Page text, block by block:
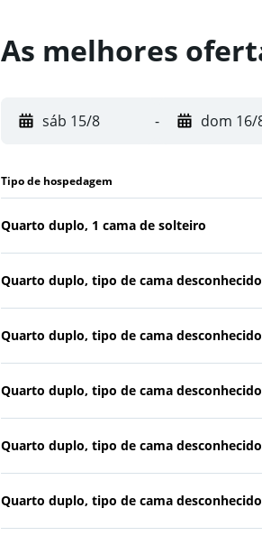
As melhores
sáb 15/8 - dom 16/
Tipo de hospedagem
Quarto duplo, 1 cama de solteiro
Quarto duplo, tipo de cama desconhecido
Quarto duplo, tipo de cama desconhecido
Quarto duplo, tipo de cama desconhecido
Quarto duplo, tipo de cama desconhecido
Quarto duplo, tipo de cama desconhecido